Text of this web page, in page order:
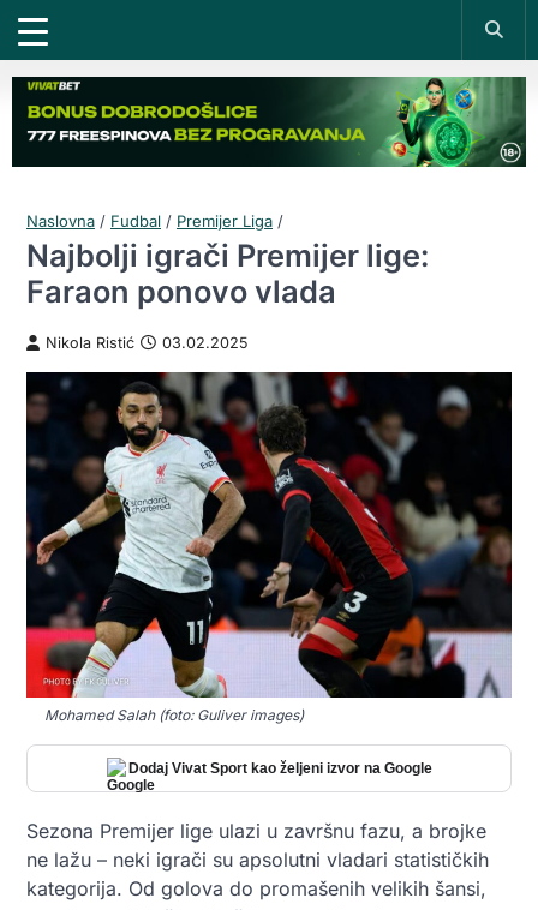
Naslovna / Fudbal / Premijer Liga /
Najbolji igrači Premijer lige:
Faraon ponovo vlada
Nikola Ristić 03.02.2025
Mohamed Salah (foto: Guliver images)
Dodaj Vivat Sport kao željeni izvor na Google
Sezona Premijer lige ulazi u završnu fazu, a brojke
ne lažu – neki igrači su apsolutni vladari statističkih
kategorija. Od golova do promašenih velikih šansi,